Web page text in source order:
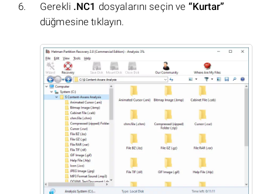
Gerekli .NC1 dosyalarını seçin ve “Kurtar”
düğmesine tıklayın.